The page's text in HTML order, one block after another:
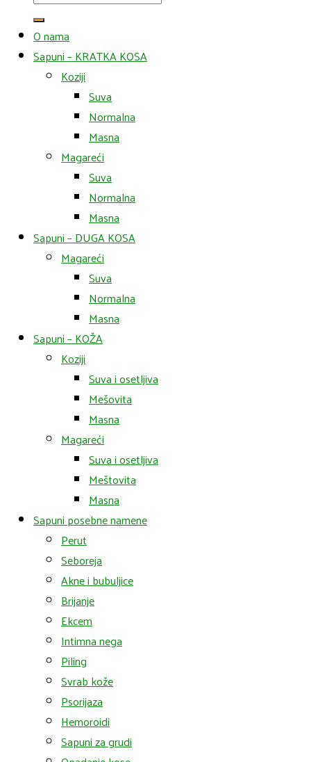
for:
O nama
Sapuni – KRATKA KOSA
Koziji
Suva
Normalna
Masna
Magareći
Suva
Normalna
Masna
Sapuni – DUGA KOSA
Magareći
Suva
Normalna
Masna
Sapuni – KOŽA
Koziji
Suva i osetljiva
Mešovita
Masna
Magareći
Suva i osetljiva
Meštovita
Masna
Sapuni posebne namene
Perut
Seboreja
Akne i bubuljice
Brijanje
Ekcem
Intimna nega
Piling
Svrab kože
Psorijaza
Hemoroidi
Sapuni za grudi